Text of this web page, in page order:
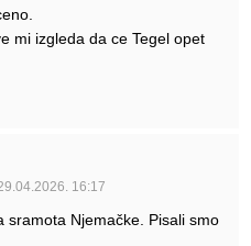
mi izgleda da ce Tegel opet
16:17
sramota Njemačke. Pisali smo